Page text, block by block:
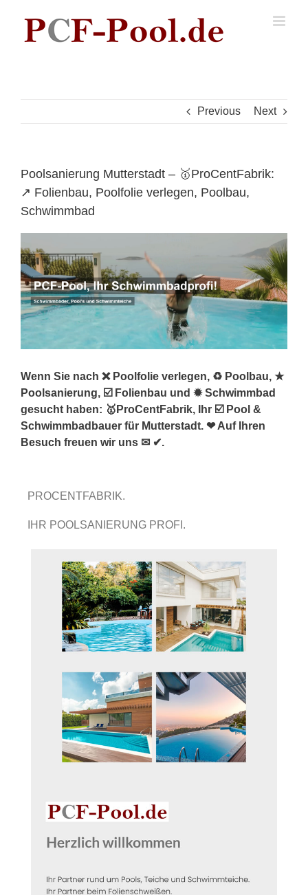
content
Previous Next
Poolsanierung Mutterstadt – 🥇ProCentFabrik:
↗️ Folienbau, Poolfolie verlegen, Poolbau,
Schwimmbad
Wenn Sie nach ❌ Poolfolie verlegen, ♻ Poolbau, ★
Poolsanierung, ☑️ Folienbau und ✹ Schwimmbad
gesucht haben: 🥇ProCentFabrik, Ihr ☑️ Pool &
Schwimmbadbauer für Mutterstadt. ❤ Auf Ihren
Besuch freuen wir uns ✉ ✔.
PROCENTFABRIK.
IHR POOLSANIERUNG PROFI.